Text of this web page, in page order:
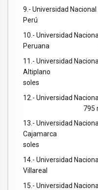
9.- Universidad Nacional
Perú 1
10.- Universidad
Peruana
11.- Universidad
Altiplano 1
soles
12.- Universidad
795 mil
13.- Universidad
Cajamarca
soles
14.- Universidad
Villareal 1
15.- Universidad